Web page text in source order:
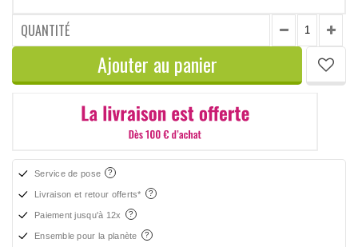
QUANTITÉ
Ajouter au panier
Service de pose
Livraison et retour offerts*
Paiement jusqu'à 12x
Ensemble pour la planète